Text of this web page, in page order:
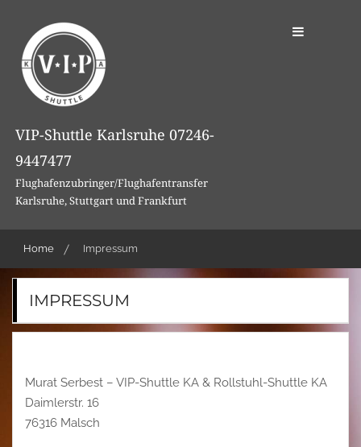
content
VIP-Shuttle Karlsruhe 07246-
9447477
Flughafenzubringer/Flughafentransfer
Karlsruhe, Stuttgart und Frankfurt
Home Impressum
IMPRESSUM
Murat Serbest – VIP-Shuttle KA & Rollstuhl-Shuttle KA
Daimlerstr. 16
76316 Malsch